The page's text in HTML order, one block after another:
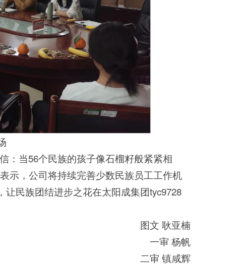
：当56个民族的孩子像石榴籽般紧紧相
示，公司将持续完善少数民族员工工作机
民族团结进步之花在太阳成集团tyc9728
图文 耿亚楠
一审 杨帆
二审 镇咸辉